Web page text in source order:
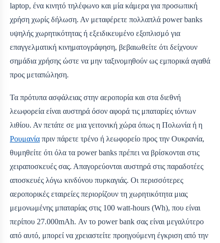
laptop, ένα κινητό τηλέφωνο και μία κάμερα για προσωπική
χρήση χωρίς δήλωση. Αν μεταφέρετε πολλαπλά power banks
υψηλής χωρητικότητας ή εξειδικευμένο εξοπλισμό για
επαγγελματική κινηματογράφηση, βεβαιωθείτε ότι δείχνουν
σημάδια χρήσης ώστε να μην ταξινομηθούν ως εμπορικά αγαθά
προς μεταπώληση.
Τα πρότυπα ασφάλειας στην αεροπορία και στα διεθνή
λεωφορεία είναι αυστηρά όσον αφορά τις μπαταρίες ιόντων
λιθίου. Αν πετάτε σε μια γειτονική χώρα όπως η Πολωνία ή η
Ρουμανία πριν πάρετε τρένο ή λεωφορείο προς την Ουκρανία,
θυμηθείτε ότι όλα τα power banks πρέπει να βρίσκονται στις
χειραποσκευές σας. Απαγορεύονται αυστηρά στις παραδοτέες
αποσκευές λόγω κινδύνου πυρκαγιάς. Οι περισσότερες
αεροπορικές εταιρείες περιορίζουν τη χωρητικότητα μιας
μεμονωμένης μπαταρίας στις 100 watt-hours (Wh), που είναι
περίπου 27.000mAh. Αν το power bank σας είναι μεγαλύτερο
από αυτό, μπορεί να χρειαστείτε προηγούμενη έγκριση από την